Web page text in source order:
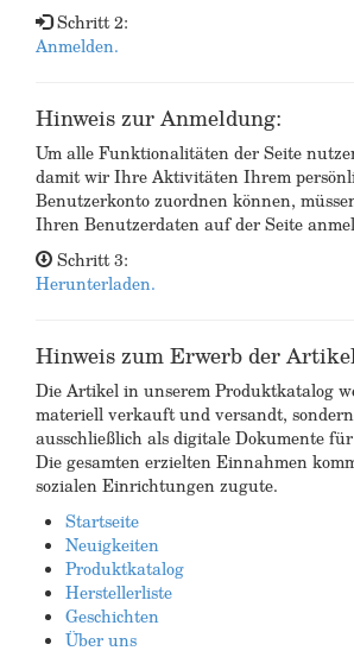
Schritt 2:
Anmelden.
Hinweis zur Anmeldung:
Um alle Funktionalitäten der Seite
damit wir Ihre Aktivitäten Ihrem
Benutzerkonto zuordnen können,
Ihren Benutzerdaten auf der Seite
Schritt 3:
Herunterladen.
Hinweis zum Erwerb der
Die Artikel in unserem Produktkatalog
materiell verkauft und versandt,
ausschließlich als digitale Dokumente
Die gesamten erzielten Einnahmen
sozialen Einrichtungen zugute.
Startseite
Neuigkeiten
Produktkatalog
Herstellerliste
Geschichten
Über uns